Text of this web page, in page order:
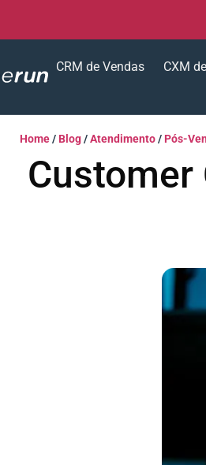
CRM de Vendas CXM
Home/ Blog/Atendimento/ Pós-
Customer